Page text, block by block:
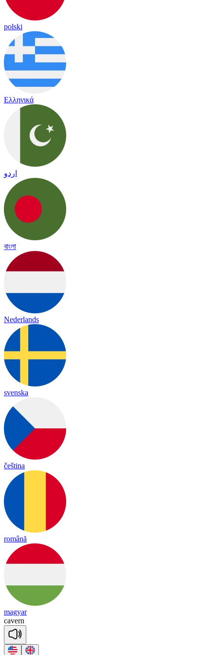
polski
Ελληνικά
اردو
বাংলা
Nederlands
svenska
čeština
română
magyar
cavern